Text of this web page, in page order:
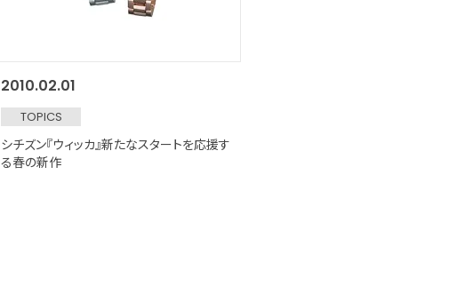
2010.02.01
TOPICS
シチズン『ウィッカ』新たなスタートを応援す
る春の新作